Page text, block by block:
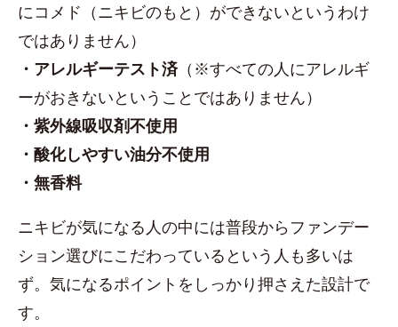
にコメド（ニキビのもと）ができないというわけ
ではありません）
・アレルギーテスト済（※すべての人にアレルギ
ーがおきないということではありません）
・紫外線吸収剤不使用
・酸化しやすい油分不使用
・無香料
ニキビが気になる人の中には普段からファンデー
ション選びにこだわっているという人も多いは
ず。気になるポイントをしっかり押さえた設計で
す。